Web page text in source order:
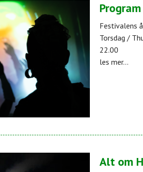
Festivalens
Torsdag /
22.00
les mer...
Alt om